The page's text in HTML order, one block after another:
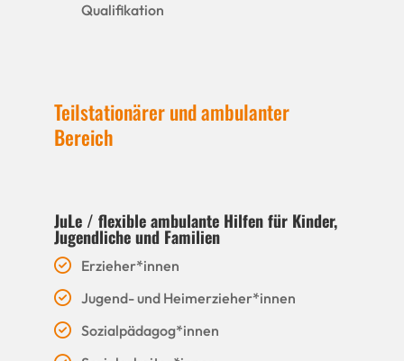
Qualifikation
Teilstationärer und ambulanter
Bereich
JuLe / flexible ambulante Hilfen für Kinder,
Jugendliche und Familien
Erzieher*innen
Jugend- und Heimerzieher*innen
Sozialpädagog*innen